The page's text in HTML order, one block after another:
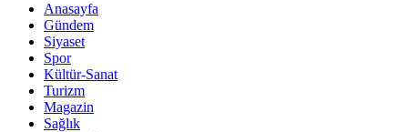
Anasayfa
Gündem
Siyaset
Spor
Kültür-Sanat
Turizm
Magazin
Sağlık